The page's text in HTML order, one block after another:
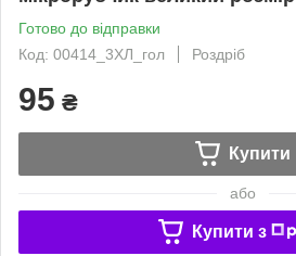
Готово до відправки
Код: 00414_3ХЛ_гол
Роздріб
95 ₴
Купити
або
Купити з